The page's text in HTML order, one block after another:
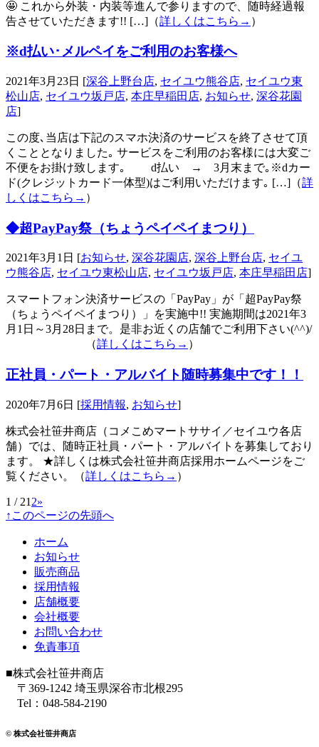
🤩 これから外装・内装等進んで参りますので、随時経過報
告させていただきます!! […]（詳しくはこちら→ ）
※d払い･メルペイをご利用のお客様へ
2021年3月23日 [深谷上野台店, セイユウ熊谷店, セイユウ東
松山店, セイユウ坂戸店, 本庄早稲田店, お知らせ, 深谷花園
店]
この度､当店は下記のスマホ決済のサービスを終了させて頂
くこととなりました｡ サービスをご利用のお客様には大変ご
不便をお掛け致します｡ d払い → 3月末まで｡※dカー
ド(クレジットカード一体型)はご利用いただけます｡ […]（詳
しくはこちら→ ）
◆超PayPay祭（ちょうペイペイまつり）
2021年3月1日 [お知らせ, 深谷花園店, 深谷上野台店, セイユ
ウ熊谷店, セイユウ東松山店, セイユウ坂戸店, 本庄早稲田店]
スマートフォン決済サービスの「PayPay」が「超PayPay祭
（ちょうペイペイまつり）」を実施中!! 実施期間は2021年3
月1日～3月28日まで。是非お近くの店舗でご利用下さい(^^)/
（詳しくはこちら→ ）
正社員・パート・アルバイト随時募集中です！！
2020年7月6日 [採用情報, お知らせ]
株式会社笹井商店（コメこめマートササイ／セイユウ各店
舗）では、随時正社員・パート・アルバイトを募集しており
ます。 ★詳しくは株式会社笹井商店採用ホームページをご
覧ください。（詳しくはこちら→ ）
1 / 21 2»
↑このページの先頭へ
ホーム
お知らせ
販売商品
採用情報
店舗概要
会社概要
お問い合わせ
免責事項
■株式会社笹井商店
〒369-1242 埼玉県深谷市北根295
Tel：048-584-2190
© 株式会社笹井商店